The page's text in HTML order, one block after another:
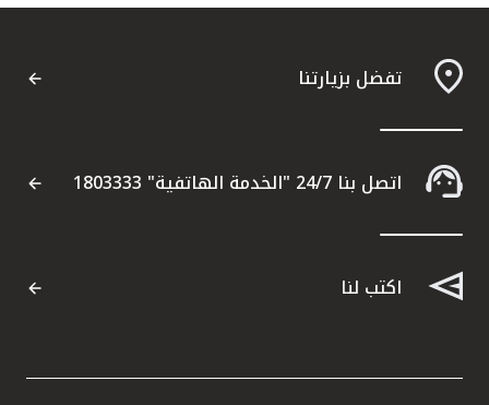
تفضل بزيارتنا
اتصل بنا 24/7 "الخدمة الهاتفية" 1803333
اكتب لنا